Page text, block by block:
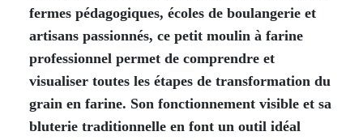
fermes pédagogiques, écoles de boulangerie et
artisans passionnés, ce petit moulin à farine
professionnel permet de comprendre et
visualiser toutes les étapes de transformation du
grain en farine. Son fonctionnement visible et sa
bluterie traditionnelle en font un outil idéal